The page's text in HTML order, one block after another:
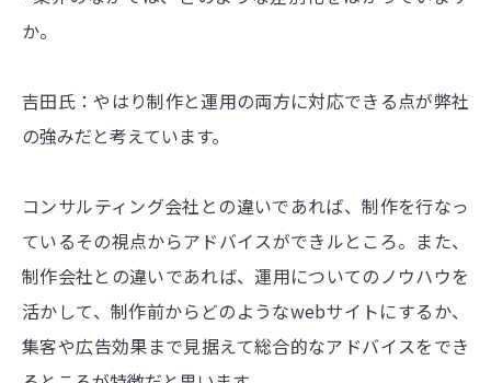
か。
吉田氏：やはり制作と運用の両方に対応できる点が弊社
の強みだと考えています。
コンサルティング会社との違いであれば、制作を行なっ
ているその視点からアドバイスができルところ。また、
制作会社との違いであれば、運用についてのノウハウを
活かして、制作前からどのようなwebサイトにするか、
集客や広告効果まで見据えて総合的なアドバイスをでき